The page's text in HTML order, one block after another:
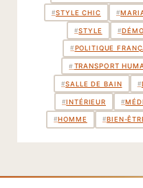
#STYLE CHIC #
#STYLE #
# POLITIQUE
#TRANSPORT
#SALLE DE BAIN #
#INTÉRIEUR #
#HOMME #BIEN-